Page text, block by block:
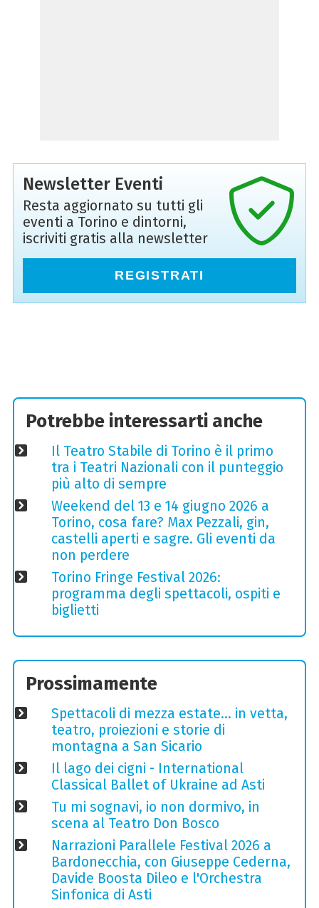
Newsletter Eventi
Resta aggiornato su tutti gli
eventi a Torino e dintorni,
iscriviti gratis alla newsletter
REGISTRATI
Potrebbe interessarti anche
Il Teatro Stabile di Torino è il primo
tra i Teatri Nazionali con il punteggio
più alto di sempre
Weekend del 13 e 14 giugno 2026 a
Torino, cosa fare? Max Pezzali, gin,
castelli aperti e sagre. Gli eventi da
non perdere
Torino Fringe Festival 2026:
programma degli spettacoli, ospiti e
biglietti
Prossimamente
Spettacoli di mezza estate… in vetta,
teatro, proiezioni e storie di
montagna a San Sicario
Il lago dei cigni - International
Classical Ballet of Ukraine ad Asti
Tu mi sognavi, io non dormivo, in
scena al Teatro Don Bosco
Narrazioni Parallele Festival 2026 a
Bardonecchia, con Giuseppe Cederna,
Davide Boosta Dileo e l'Orchestra
Sinfonica di Asti